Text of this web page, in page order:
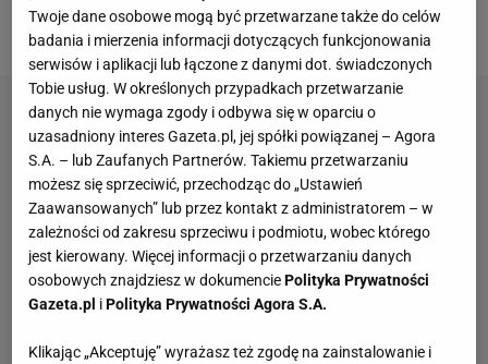
tylko w tej sprawie zabrał głos.
Twoje dane osobowe mogą być przetwarzane także do celów
badania i mierzenia informacji dotyczących funkcjonowania
serwisów i aplikacji lub łączone z danymi dot. świadczonych
Tobie usług. W określonych przypadkach przetwarzanie
danych nie wymaga zgody i odbywa się w oparciu o
uzasadniony interes Gazeta.pl, jej spółki powiązanej – Agora
S.A. – lub Zaufanych Partnerów. Takiemu przetwarzaniu
możesz się sprzeciwić, przechodząc do „Ustawień
Zaawansowanych” lub przez kontakt z administratorem – w
zależności od zakresu sprzeciwu i podmiotu, wobec którego
jest kierowany. Więcej informacji o przetwarzaniu danych
osobowych znajdziesz w dokumenciePolityka Prywatności
Gazeta.pl iPolityka Prywatności Agora S.A.
Klikając „Akceptuję” wyrażasz też zgodę na zainstalowanie i